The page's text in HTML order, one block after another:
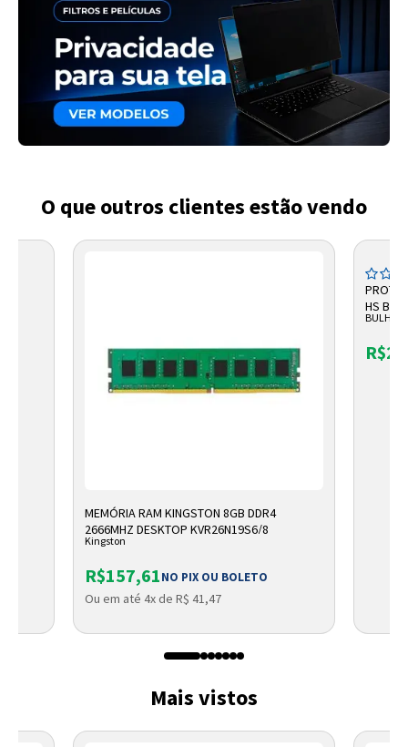
O que outros clientes estão vendo
MEMÓRIA RAM KINGSTON 8GB DDR4
2666MHZ DESKTOP KVR26N19S6/8
Kingston
R$157,61NO PIX OU BOLETO
Ou em até 4x de R$ 41,47
HS
BULHER
Mais vistos